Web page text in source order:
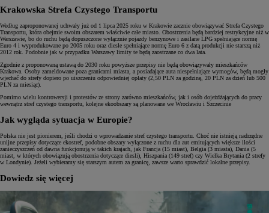
Krakowska Strefa Czystego Transportu
Według zaproponowanej uchwały już od 1 lipca 2025 roku w Krakowie zacznie obowiązywać Strefa Czystego
Transportu, która obejmie swoim obszarem właściwie całe miasto. Obostrzenia będą bardziej restrykcyjne niż w
Warszawie, bo do ruchu będą dopuszczone wyłącznie pojazdy benzynowe i zasilane LPG spełniające normę
Euro 4 i wyprodukowane po 2005 roku oraz diesle spełniające normę Euro 6 z datą produkcji nie starszą niż
2012 rok. Podobnie jak w przypadku Warszawy limity te będą zaostrzane co dwa lata.
Zgodnie z proponowaną ustawą do 2030 roku powyższe przepisy nie będą obowiązywały mieszkańców
Krakowa. Osoby zameldowane poza granicami miasta, a posiadające auta niespełniające wymogów, będą mogły
wjechać do strefy dopiero po uiszczeniu odpowiedniej opłaty (2,50 PLN za godzinę, 20 PLN za dzień lub 500
PLN za miesiąc).
Pomimo wielu kontrowersji i protestów ze strony zarówno mieszkańców, jak i osób dojeżdżających do pracy
wewnątrz stref czystego transportu, kolejne ekoobszary są planowane we Wrocławiu i Szczecinie
Jak wygląda sytuacja w Europie?
Polska nie jest pionierem, jeśli chodzi o wprowadzanie stref czystego transportu. Choć nie istnieją nadrzędne
unijne przepisy dotyczące ekostref, podobne obszary wyłączone z ruchu dla aut emitujących większe ilości
zanieczyszczeń od dawna funkcjonują w takich krajach, jak Francja (15 miast), Belgia (3 miasta), Dania (5
miast, w których obowiązują obostrzenia dotyczące diesli), Hiszpania (149 stref) czy Wielka Brytania (2 strefy
w Londynie). Jeżeli wybieramy się starszym autem za granicę, zawsze warto sprawdzić lokalne przepisy.
Dowiedz się więcej